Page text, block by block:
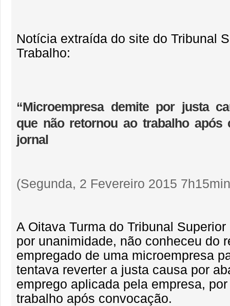
Notícia extraída do site do Tribunal
Trabalho:
“Microempresa demite por justa
que não retornou ao trabalho após
jornal
(Segunda, 2 Fevereiro 2015
A Oitava Turma do Tribunal Superior
por unanimidade, não conheceu do
empregado de uma microempresa
tentava reverter a justa causa por
emprego aplicada pela empresa,
trabalho após convocação.